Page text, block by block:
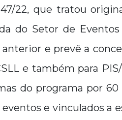
22, que tratou
do Setor de Eventos
e prevê a
e também para
do programa por 60
e vinculados a